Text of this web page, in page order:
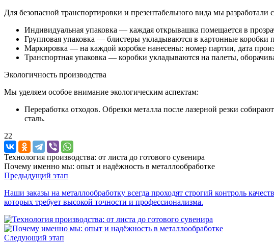
Для безопасной транспортировки и презентабельного вида мы разработали
Индивидуальная упаковка — каждая открывашка помещается в
Групповая упаковка — блистеры укладываются в картонные
Маркировка — на каждой коробке нанесены: номер партии, дата
Транспортная упаковка — коробки укладываются на палеты,
Экологичность производства
Мы уделяем особое внимание экологическим аспектам:
Переработка отходов. Обрезки металла после лазерной резки
сталь.
22
Технология производства: от листа до готового сувенира
Почему именно мы: опыт и надёжность в металлообработке
Предыдущий этап
Наши заказы на металлообработку всегда проходят строгий контроль
которых требует высокой точности и профессионализма.
Следующий этап